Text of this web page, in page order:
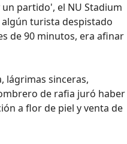
partido', el NU Stadium
turista despistado
de 90 minutos, era afinar
lágrimas sinceras,
de rafia juró haber
a flor de piel y venta de